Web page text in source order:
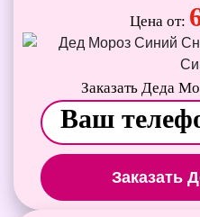
Цена от:
Заказать Деда
Заказать